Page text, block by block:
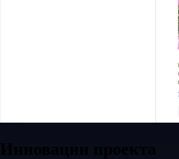
Инновации проекта